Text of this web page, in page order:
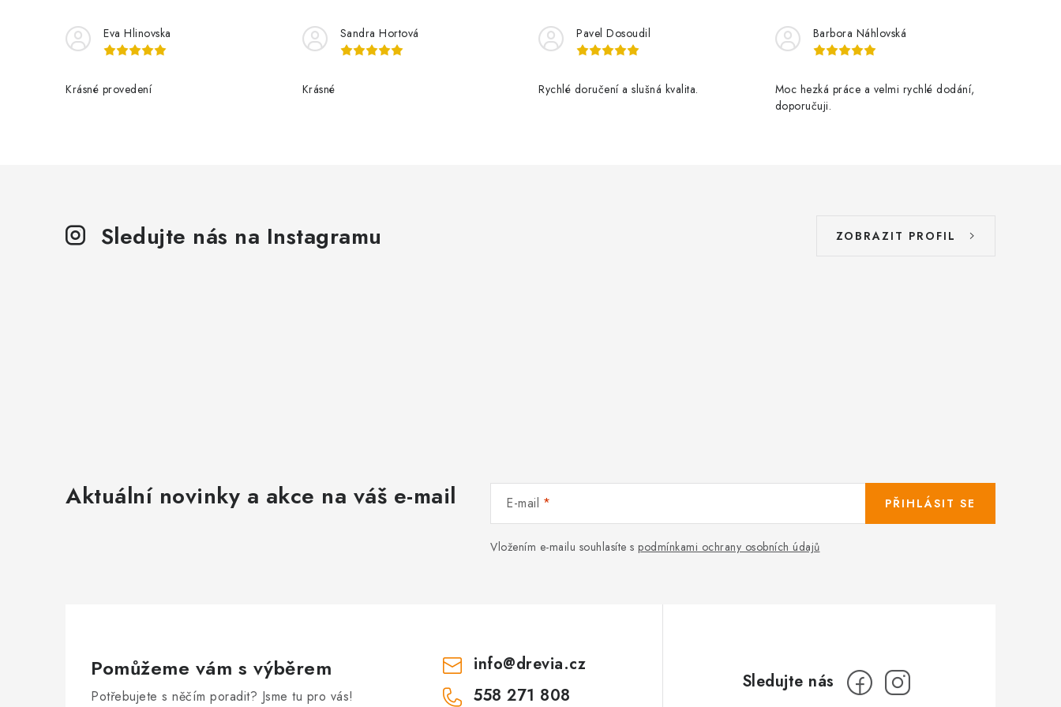
Eva Hlinovska
Krásné provedení
Sandra Hortová
Krásné
Pavel Dosoudil
Rychlé doručení a slušná kvalita.
Barbora Náhlovská
Moc hezká práce a velmi rychlé dodání,
doporučuji.
Sledujte nás na Instagramu ZOBRAZIT PROFIL
Aktuální novinky a akce na váš e-mail E-mail
Vložením e-mailu souhlasíte s podmínkami ochrany osobních údajů
PŘIHLÁSIT SE
Pomůžeme vám s výběrem
Potřebujete s něčím poradit? Jsme tu pro vás!
info@drevia.cz
558 271 808